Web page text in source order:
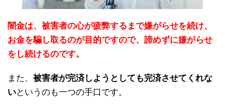
闇金は、被害者の心が疲弊するまで嫌がらせを続け、
お金を騙し取るのが目的ですので、諦めずに嫌がらせ
をし続けるのです。
また、 被害者が完済しようとしても完済させてくれな
いというのも一つの手口です。